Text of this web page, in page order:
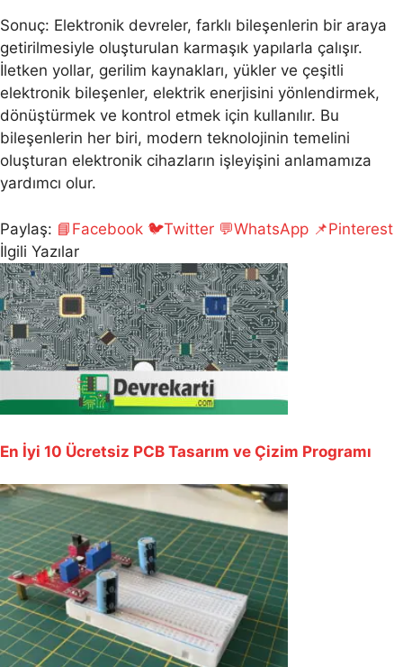
Sonuç: Elektronik devreler, farklı bileşenlerin bir araya
getirilmesiyle oluşturulan karmaşık yapılarla çalışır.
İletken yollar, gerilim kaynakları, yükler ve çeşitli
elektronik bileşenler, elektrik enerjisini yönlendirmek,
dönüştürmek ve kontrol etmek için kullanılır. Bu
bileşenlerin her biri, modern teknolojinin temelini
oluşturan elektronik cihazların işleyişini anlamamıza
yardımcı olur.
Paylaş: 📘 Facebook 🐦Twitter 💬WhatsApp 📌Pinterest
İlgili Yazılar
En İyi 10 Ücretsiz PCB Tasarım ve Çizim Programı